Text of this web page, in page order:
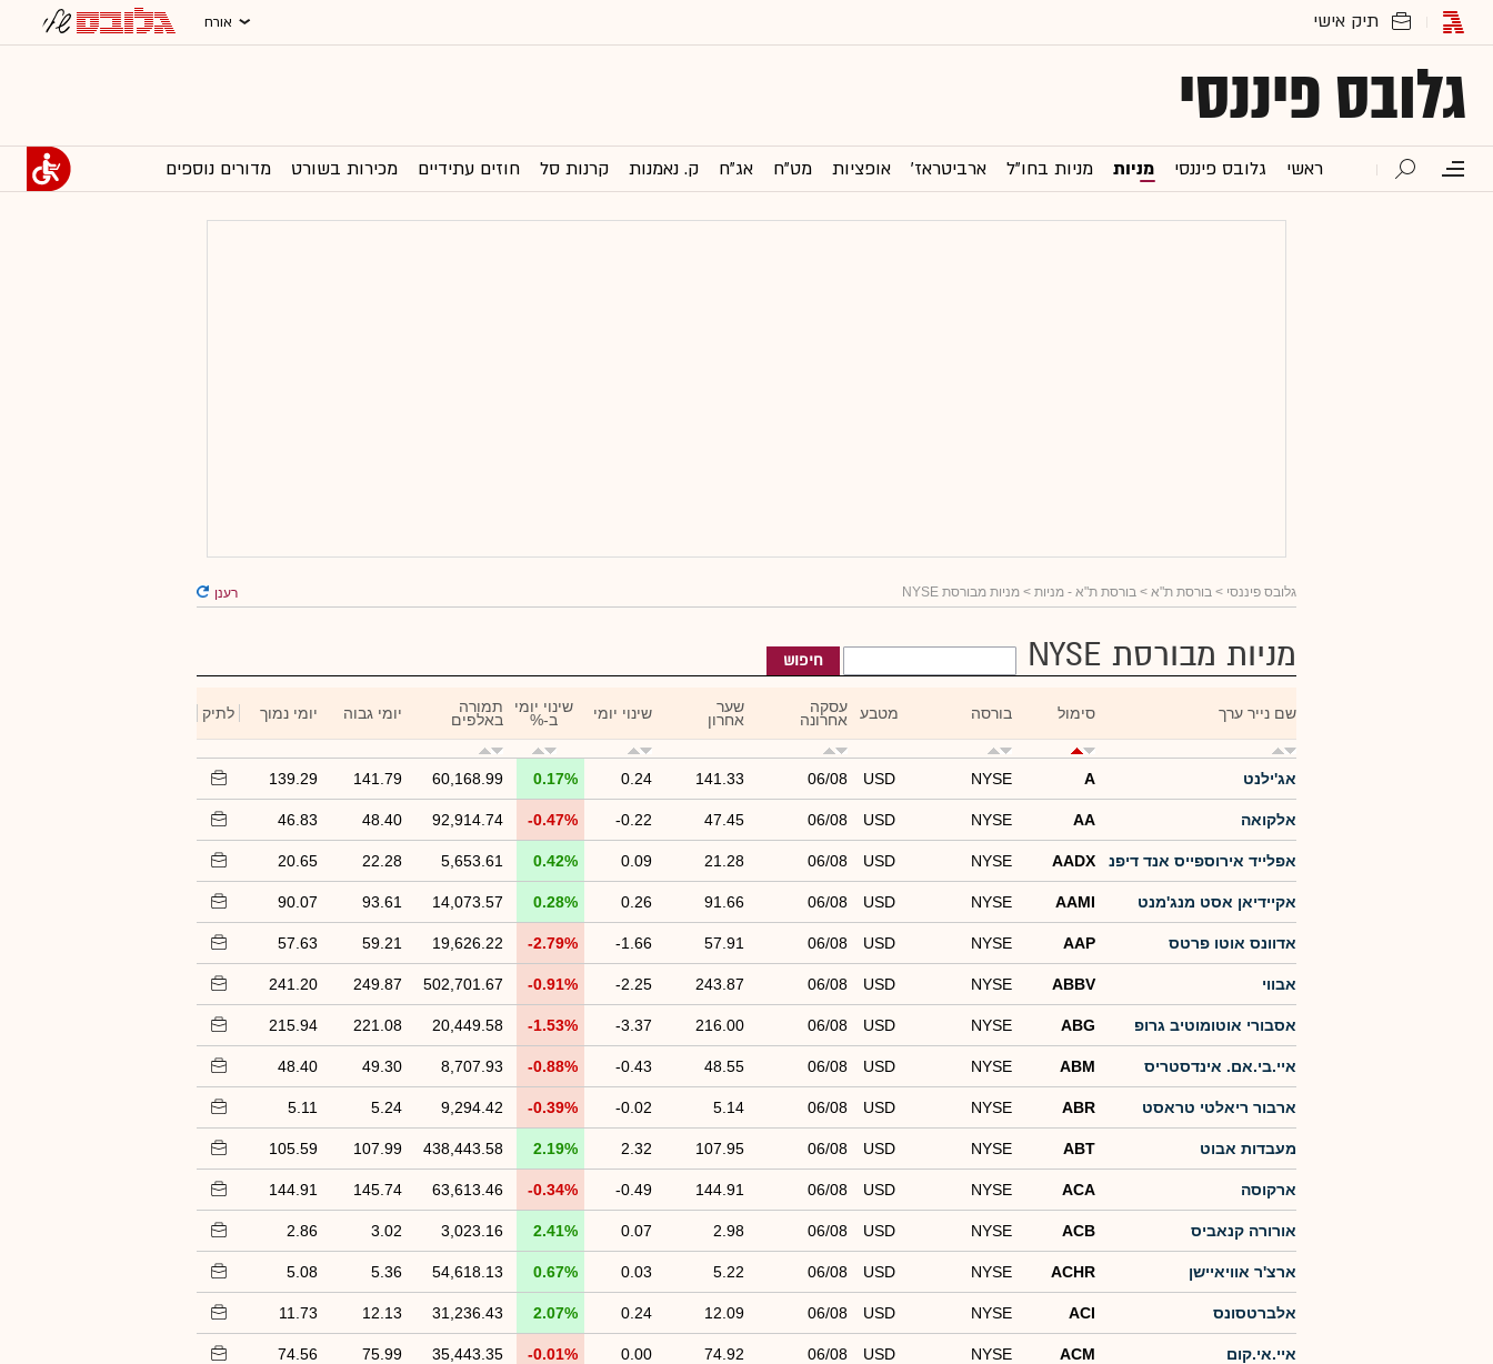
אורח
גלובס פיננסי
ראשי גלובס פיננסי מניות מניות בחו"ל ארביטראז' אופציות מט"ח אג"ח ק. נאמנות קרנות סל חוזים עתידיים מכירות בשורט מדורים נוספים
גלובס פיננסי > בורסת ת"א > בורסת ת"א - מניות > מניות מבורסת NYSE רענן
מניות מבורסת NYSE חיפוש
שם נייר ערך סימול בורסה מטבע עסקה
אחרונה
שער
אחרון שינוי יומי שינוי יומי
ב-%
תמורה
באלפים יומי גבוה יומי נמוך לתיק
אג'ילנט A
NYSE
USD
06/08
141.33
0.24
0.17%
60,168.99
141.79
139.29
אלקואה AA
NYSE
USD
06/08
47.45
-0.22
-0.47%
92,914.74
48.40
46.83
אפלייד אירוספייס אנד דיפנ AADX
NYSE
USD
06/08
21.28
0.09
0.42%
5,653.61
22.28
20.65
אקיידיאן אסט מנג'מנט AAMI
NYSE
USD
06/08
91.66
0.26
0.28%
14,073.57
93.61
90.07
אדוונס אוטו פרטס AAP
NYSE
USD
06/08
57.91
-1.66
-2.79%
19,626.22
59.21
57.63
אבווי ABBV
NYSE
USD
06/08
243.87
-2.25
-0.91%
502,701.67
249.87
241.20
אסבורי אוטומוטיב גרופ ABG
NYSE
USD
06/08
216.00
-3.37
-1.53%
20,449.58
221.08
215.94
איי.בי.אם. אינדסטריס ABM
NYSE
USD
06/08
48.55
-0.43
-0.88%
8,707.93
49.30
48.40
ארבור ריאלטי טראסט ABR
NYSE
USD
06/08
5.14
-0.02
-0.39%
9,294.42
5.24
5.11
מעבדות אבוט ABT
NYSE
USD
06/08
107.95
2.32
2.19%
438,443.58
107.99
105.59
ארקוסה ACA
NYSE
USD
06/08
144.91
-0.49
-0.34%
63,613.46
145.74
144.91
אורורה קנאביס ACB
NYSE
USD
06/08
2.98
0.07
2.41%
3,023.16
3.02
2.86
ארצ'ר אוויאיישן ACHR
NYSE
USD
06/08
5.22
0.03
0.67%
54,618.13
5.36
5.08
אלברטסונס ACI
NYSE
USD
06/08
12.09
0.24
2.07%
31,236.43
12.13
11.73
איי.אי.קום ACM
NYSE
USD
06/08
74.92
0.00
-0.01%
35,443.35
75.99
74.56